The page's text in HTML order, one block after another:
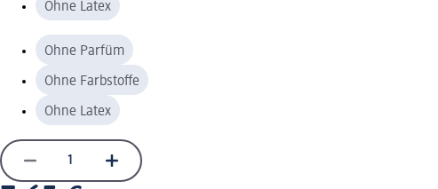
Ohne Latex
Ohne Parfüm
Ohne Farbstoffe
Ohne Latex